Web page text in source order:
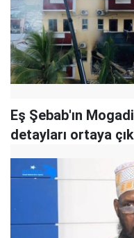
Eş Şebab'ın
detayları ortaya